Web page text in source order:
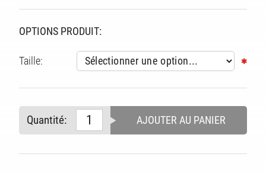
OPTIONS PRODUIT:
Taille:
Quantité: AJOUTER AU PANIER